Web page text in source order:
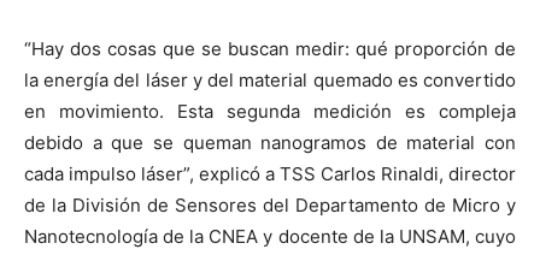
“Hay dos cosas que se buscan medir: qué proporción de
la energía del láser y del material quemado es convertido
en movimiento. Esta segunda medición es compleja
debido a que se queman nanogramos de material con
cada impulso láser”, explicó a TSS Carlos Rinaldi, director
de la División de Sensores del Departamento de Micro y
Nanotecnología de la CNEA y docente de la UNSAM, cuyo